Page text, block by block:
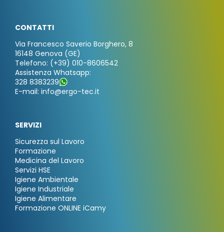
CONTATTI
Via Francesco Saverio Borghero, 8
16148 Genova (GE)
Telefono: (+39) 010-8606542
Assistenza Whatsapp:
328 8383239
E-mail: info@ergo-tec.it
SERVIZI
Sicurezza sul Lavoro
Formazione
Medicina del Lavoro
Servizi HSE
Igiene Ambientale
Igiene Industriale
Igiene Alimentare
Formazione ONLINE iCamy